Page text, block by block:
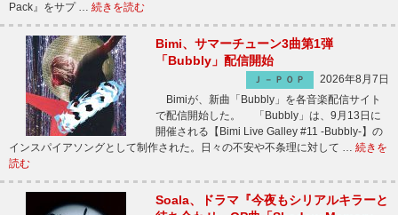
Pack』をサプ … 続きを読む
Bimi、サマーチューン3曲第1弾
「Bubbly」配信開始
Ｊ－ＰＯＰ
2026年8月7日
Bimiが、新曲「Bubbly」を各音楽配信サイト
で配信開始した。 「Bubbly」は、9月13日に
開催される【Bimi Live Galley #11 -Bubbly-】の
インスパイアソングとして制作された。日々の不安や不条理に対して … 続きを
読む
Soala、ドラマ『今夜もシリアルキラーと